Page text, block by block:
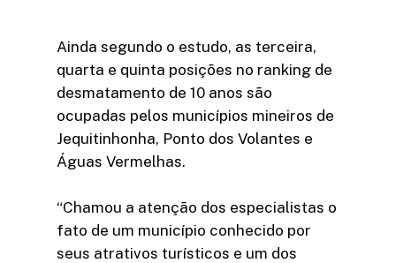
Ainda segundo o estudo, as terceira,
quarta e quinta posições no ranking de
desmatamento de 10 anos são
ocupadas pelos municípios mineiros de
Jequitinhonha, Ponto dos Volantes e
Águas Vermelhas.
“Chamou a atenção dos especialistas o
fato de um município conhecido por
seus atrativos turísticos e um dos